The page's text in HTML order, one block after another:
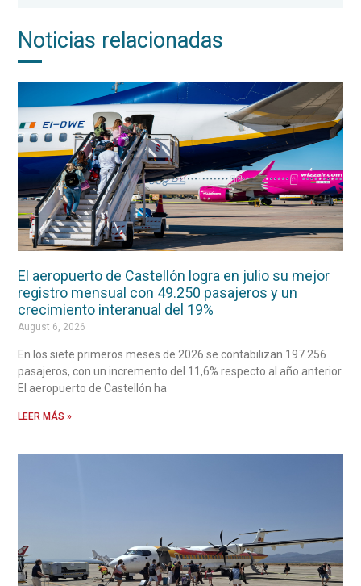
Noticias relacionadas
El aeropuerto de Castellón logra en julio su mejor
registro mensual con 49.250 pasajeros y un
crecimiento interanual del 19%
August 6, 2026
En los siete primeros meses de 2026 se contabilizan 197.256
pasajeros, con un incremento del 11,6% respecto al año anterior
El aeropuerto de Castellón ha
LEER MÁS »